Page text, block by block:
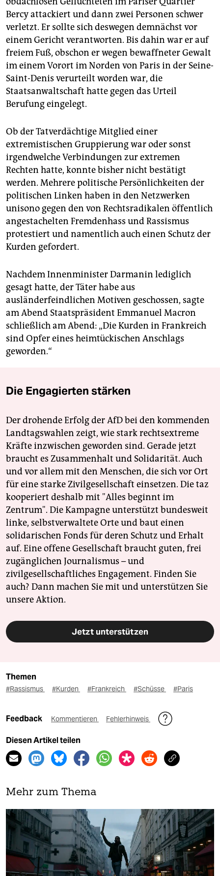
Bercy attackiert und dann zwei Personen schwer
verletzt. Er sollte sich deswegen demnächst vor
einem Gericht verantworten. Bis dahin war er auf
freiem Fuß, obschon er wegen bewaffneter Gewalt
im einem Vorort im Norden von Paris in der Seine-
Saint-Denis verurteilt worden war, die
Staatsanwaltschaft hatte gegen das Urteil
Berufung eingelegt.
Ob der Tatverdächtige Mitglied einer
extremistischen Gruppierung war oder sonst
irgendwelche Verbindungen zur extremen
Rechten hatte, konnte bisher nicht bestätigt
werden. Mehrere politische Persönlichkeiten der
politischen Linken haben in den Netzwerken
unisono gegen den von Rechtsradikalen öffentlich
angestachelten Fremdenhass und Rassismus
protestiert und namentlich auch einen Schutz der
Kurden gefordert.
Nachdem Innenminister Darmanin lediglich
gesagt hatte, der Täter habe aus
ausländerfeindlichen Motiven geschossen, sagte
am Abend Staatspräsident Emmanuel Macron
schließlich am Abend: „Die Kurden in Frankreich
sind Opfer eines heimtückischen Anschlags
geworden.“
Die Engagierten stärken
Der drohende Erfolg der AfD bei den kommenden
Landtagswahlen zeigt, wie stark rechtsextreme
Kräfte inzwischen geworden sind. Gerade jetzt
braucht es Zusammenhalt und Solidarität. Auch
und vor allem mit den Menschen, die sich vor Ort
für eine starke Zivilgesellschaft einsetzen. Die taz
kooperiert deshalb mit "Alles beginnt im
Zentrum". Die Kampagne unterstützt bundesweit
linke, selbstverwaltete Orte und baut einen
solidarischen Fonds für deren Schutz und Erhalt
auf. Eine offene Gesellschaft braucht guten, frei
zugänglichen Journalismus – und
zivilgesellschaftliches Engagement. Finden Sie
auch? Dann machen Sie mit und unterstützen Sie
unsere Aktion.
Jetzt unterstützen
Themen
#Rassismus #Kurden #Frankreich #Schüsse #Paris
Feedback Kommentieren Fehlerhinweis
Diesen Artikel teilen
Mehr zum Thema